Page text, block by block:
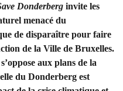
Donderberginvite les
menacé du
de disparaître pour faire
de la Ville de Bruxelles.
aux plans de la
du Donderberg est